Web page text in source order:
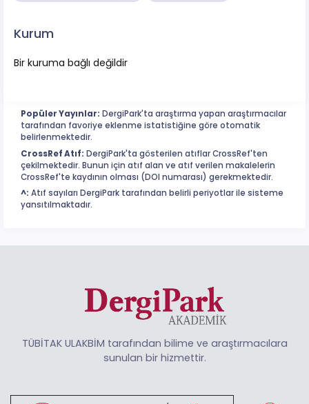
Kurum
Bir kuruma bağlı değildir
Popüler Yayınlar: DergiPark'ta araştırma yapan araştırmacılar
tarafından favoriye eklenme istatistiğine göre otomatik
belirlenmektedir.
CrossRef Atıf: DergiPark'ta gösterilen atıflar CrossRef'ten
çekilmektedir. Bunun için atıf alan ve atıf verilen makalelerin
CrossRef'te kaydının olması (DOI numarası) gerekmektedir.
^: Atıf sayıları DergiPark tarafından belirli periyotlar ile sisteme
yansıtılmaktadır.
TÜBİTAK ULAKBİM tarafından bilime ve araştırmacılara
sunulan bir hizmettir.